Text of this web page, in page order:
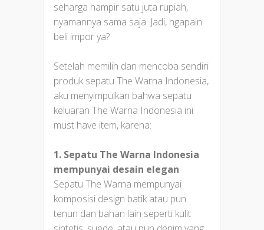
seharga hampir satu juta rupiah,
nyamannya sama saja. Jadi, ngapain
beli impor ya?
Setelah memilih dan mencoba sendiri
produk sepatu The Warna Indonesia,
aku menyimpulkan bahwa sepatu
keluaran The Warna Indonesia ini
must have item, karena:
1. Sepatu The Warna Indonesia
mempunyai desain elegan
Sepatu The Warna mempunyai
komposisi design batik atau pun
tenun dan bahan lain seperti kulit